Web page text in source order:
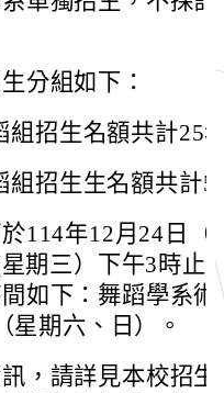
分組如下：
組招生名額共計25
組招生生名額共計
114年12月24日
期三）下午3時止
如下：舞蹈學系
星期六、日）。
，請詳見本校招